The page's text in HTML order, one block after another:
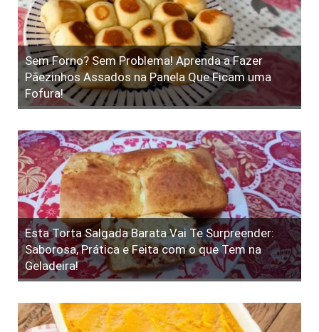
Sem Forno? Sem Problema! Aprenda a Fazer
Pãezinhos Assados na Panela Que Ficam uma
Fofura!
Esta Torta Salgada Barata Vai Te Surpreender:
Saborosa, Prática e Feita com o que Tem na
Geladeira!